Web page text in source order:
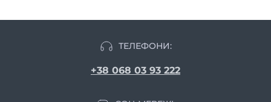
ТЕЛЕФОНИ:
+38 068 03 93 222